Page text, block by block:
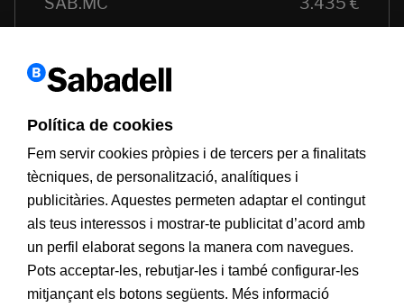
Política de cookies
Fem servir cookies pròpies i de tercers per a finalitats
tècniques, de personalització, analítiques i
publicitàries. Aquestes permeten adaptar el contingut
als teus interessos i mostrar-te publicitat d’acord amb
un perfil elaborat segons la manera com navegues.
Pots acceptar-les, rebutjar-les i també configurar-les
mitjançant els botons següents. Més informació